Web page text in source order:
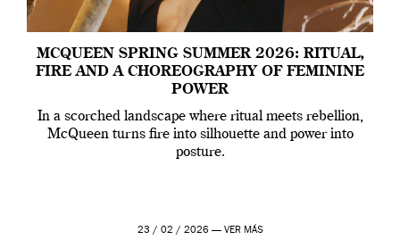
MCQUEEN SPRING SUMMER 2026: RITUAL,
FIRE AND A CHOREOGRAPHY OF FEMININE
POWER
In a scorched landscape where ritual meets rebellion,
McQueen turns fire into silhouette and power into
posture.
23 / 02 / 2026 — VER MÁS